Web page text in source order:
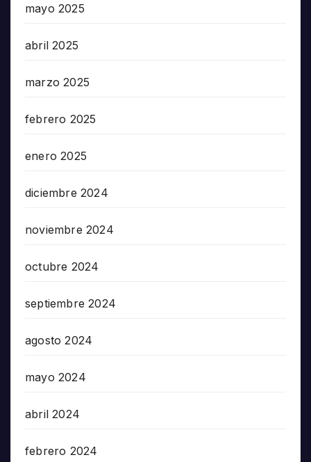
mayo 2025
abril 2025
marzo 2025
febrero 2025
enero 2025
diciembre 2024
noviembre 2024
octubre 2024
septiembre 2024
agosto 2024
mayo 2024
abril 2024
febrero 2024